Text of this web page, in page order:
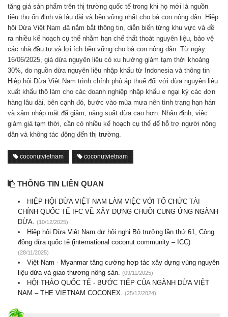
tăng giá sản phẩm trên thị trường quốc tế trong khi họ mới là nguồn
tiêu thụ ổn định và lâu dài và bền vững nhất cho bà con nông dân. Hiệp
hội Dừa Việt Nam đã nắm bắt thông tin, diễn biến từng khu vực và đề
ra nhiều kế hoạch cụ thể nhằm hạn chế thất thoát nguyên liệu, bảo vệ
các nhà đầu tư và lợi ích bền vững cho bà con nông dân. Từ ngày
16/06/2025, giá dừa nguyên liệu có xu hướng giảm tạm thời khoảng
30%, do nguồn dừa nguyên liệu nhập khẩu từ Indonesia và thông tin
Hiệp hội Dừa Việt Nam trình chính phủ áp thuế đối với dừa nguyên liệu
xuất khẩu thô làm cho các doanh nghiệp nhập khẩu e ngại ký các đơn
hàng lâu dài, bên cạnh đó, bước vào mùa mưa nên tình trạng hạn hán
và xâm nhập mặt đã giảm, năng suất dừa cao hơn. Nhận định, việc
giảm giá tạm thời, cần có nhiều kế hoạch cụ thể để hỗ trợ người nông
dân và không tác động đến thị trường.
coconutvietnam coconutvietnam
THÔNG TIN LIÊN QUAN
HIỆP HỘI DỪA VIỆT NAM LÀM VIỆC VỚI TỔ CHỨC TÀI
CHÍNH QUỐC TẾ IFC VỀ XÂY DỰNG CHUỖI CUNG ỨNG NGÀNH
DỪA.
(10/12/2025)
Hiệp hội Dừa Việt Nam dự hội nghị Bộ trưởng lần thứ 61, Cộng
đồng dừa quốc tế (international coconut community – ICC)
(28/11/2025)
Việt Nam - Myanmar tăng cường hợp tác xây dựng vùng nguyên
liệu dừa và giao thương nông sản.
(09/11/2025)
HỘI THẢO QUỐC TẾ - BƯỚC TIẾP CỦA NGÀNH DỪA VIỆT
NAM – THE VIETNAM COCONEX.
(25/12/2024)